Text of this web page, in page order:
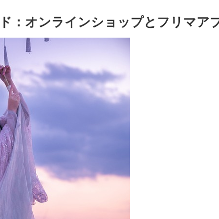
：オンラインショップとフリマア